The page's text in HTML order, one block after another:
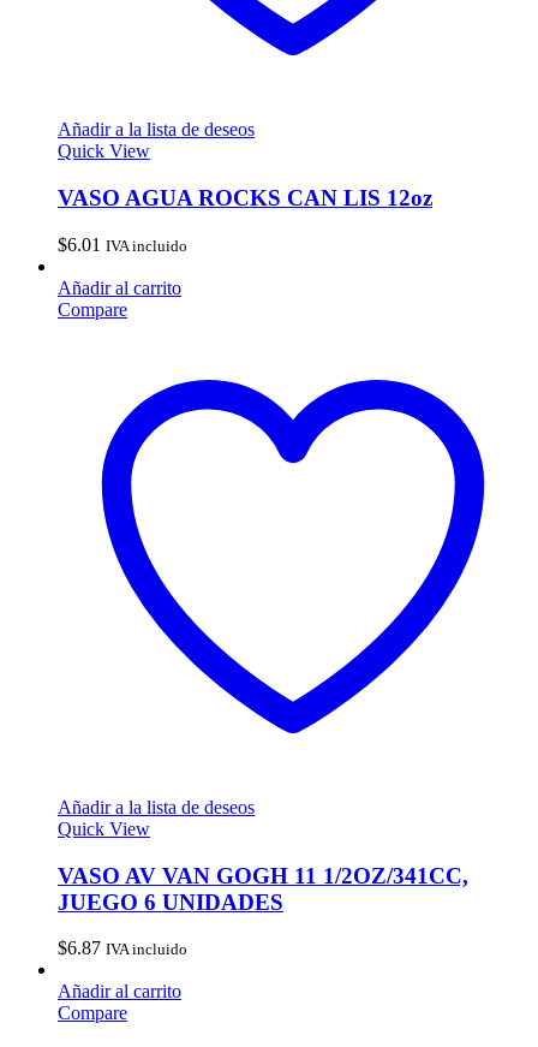
Añadir a la lista de deseos
Quick View
VASO AGUA ROCKS CAN LIS 12oz
$6.01 IVA incluido
Añadir al carrito
Compare
Añadir a la lista de deseos
Quick View
VASO AV VAN GOGH 11 1/2OZ/341CC,
JUEGO 6 UNIDADES
$6.87 IVA incluido
Añadir al carrito
Compare